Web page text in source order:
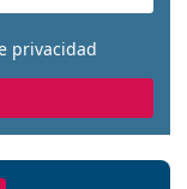
privacidad